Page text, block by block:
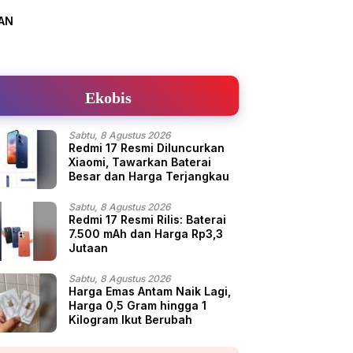
Ekobis
Sabtu, 8 Agustus 2026
Redmi 17 Resmi Diluncurkan
Xiaomi, Tawarkan Baterai
Besar dan Harga Terjangkau
Sabtu, 8 Agustus 2026
Redmi 17 Resmi Rilis: Baterai
7.500 mAh dan Harga Rp3,3
Jutaan
Sabtu, 8 Agustus 2026
Harga Emas Antam Naik Lagi,
Harga 0,5 Gram hingga 1
Kilogram Ikut Berubah